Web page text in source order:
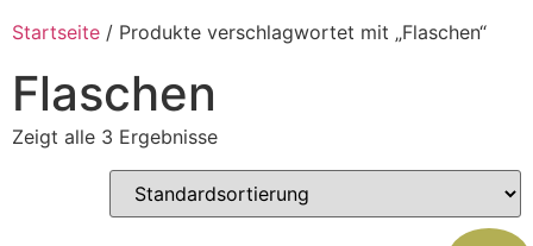
Startseite / Produkte verschlagwortet mit „Flaschen“
Flaschen
Zeigt alle 3 Ergebnisse